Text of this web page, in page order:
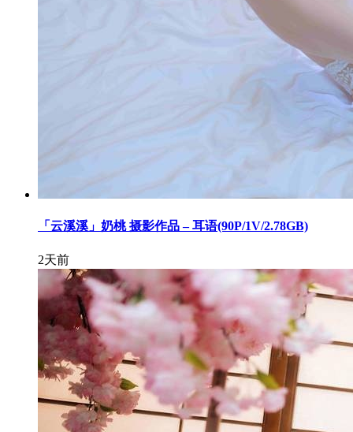
「云溪溪」奶桃 摄影作品 – 耳语(90P/1V/2.78GB)
2天前